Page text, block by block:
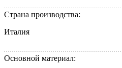
Страна производства:
Италия
Основной материал: